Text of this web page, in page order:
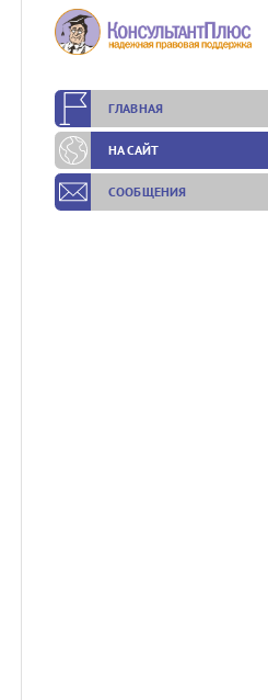
ГЛАВНАЯ
НА САЙТ
СООБЩЕНИЯ